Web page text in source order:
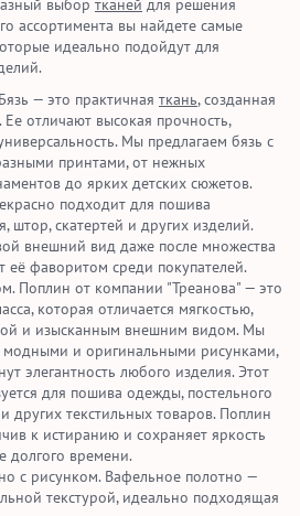
выбор тканей для решения
ассортимента вы найдете самые
идеально подойдут для
— это практичная ткань, созданная
Ее отличают высокая прочность,
Мы предлагаем бязь с
принтами, от нежных
до ярких детских сюжетов.
подходит для пошива
штор, скатертей и других изделий.
внешний вид даже после множества
её фаворитом среди покупателей.
Поплин от компании "Треанова" — это
которая отличается мягкостью,
и изысканным внешним видом. Мы
модными и оригинальными рисунками,
элегантность любого изделия. Этот
для пошива одежды, постельного
других текстильных товаров. Поплин
к истиранию и сохраняет яркость
долгого времени.
с рисунком. Вафельное полотно —
текстурой, идеально подходящая